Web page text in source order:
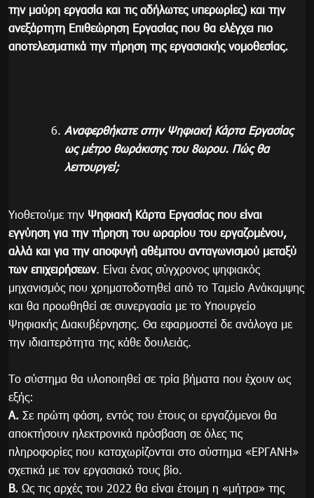
την μαύρη εργασία και τις αδήλωτες υπερωρίες) και την
ανεξάρτητη Επιθεώρηση Εργασίας που θα ελέγχει πιο
αποτελεσματικά την τήρηση της εργασιακής νομοθεσίας.
Αναφερθήκατε στην Ψηφιακή Κάρτα Εργασίας
ως μέτρο θωράκισης του 8ωρου. Πώς θα
λειτουργεί;
Υιοθετούμε την Ψηφιακή Κάρτα Εργασίας που είναι
εγγύηση για την τήρηση του ωραρίου του εργαζομένου,
αλλά και για την αποφυγή αθέμιτου ανταγωνισμού μεταξύ
των επιχειρήσεων. Είναι ένας σύγχρονος ψηφιακός
μηχανισμός που χρηματοδοτηθεί από το Ταμείο Ανάκαμψης
και θα προωθηθεί σε συνεργασία με το Υπουργείο
Ψηφιακής Διακυβέρνησης. Θα εφαρμοστεί δε ανάλογα με
την ιδιαιτερότητα της κάθε δουλειάς.
Το σύστημα θα υλοποιηθεί σε τρία βήματα που έχουν ως
εξής:
Α. Σε πρώτη φάση, εντός του έτους οι εργαζόμενοι θα
αποκτήσουν ηλεκτρονικά πρόσβαση σε όλες τις
πληροφορίες που καταχωρίζονται στο σύστημα «ΕΡΓΑΝΗ»
σχετικά με τον εργασιακό τους βίο.
Β. Ως τις αρχές του 2022 θα είναι έτοιμη η «μήτρα» της